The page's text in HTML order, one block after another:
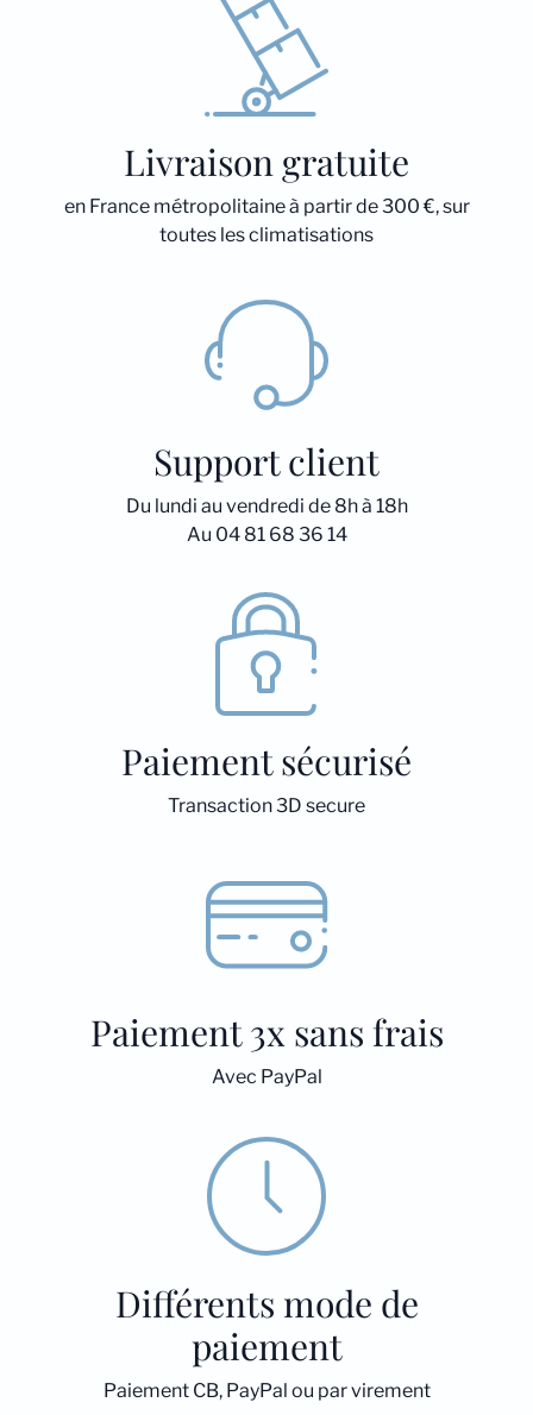
Livraison gratuite
en France métropolitaine à partir de 300 €, sur
toutes les climatisations
Support client
Du lundi au vendredi de 8h à 18h
Au 04 81 68 36 14
Paiement sécurisé
Transaction 3D secure
Paiement 3x sans frais
Avec PayPal
Différents mode de
paiement
Paiement CB, PayPal ou par virement